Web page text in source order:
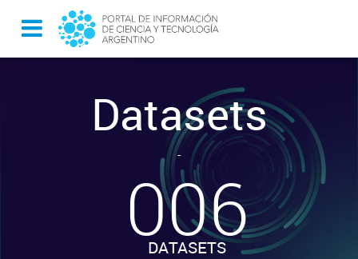
Datasets
-
006
DATASETS